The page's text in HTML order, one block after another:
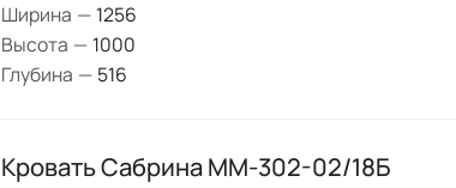
Ширина — 1256
Высота — 1000
Глубина — 516
Кровать Сабрина ММ-302-02/18Б